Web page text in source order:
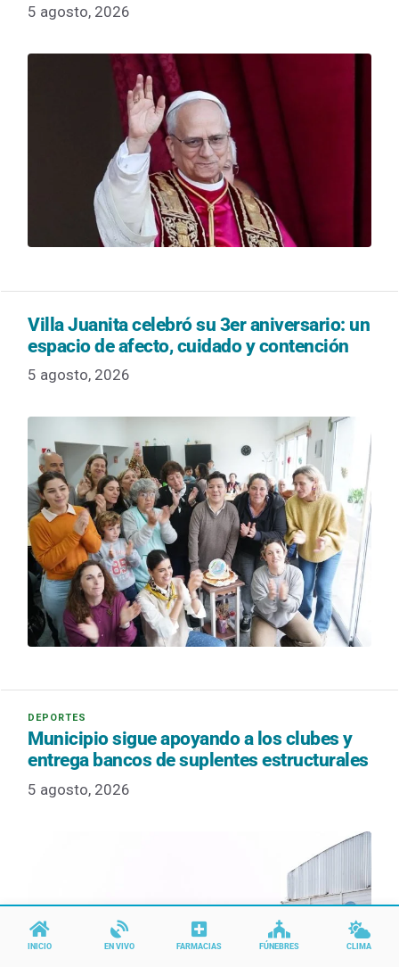
5 agosto, 2026
Villa Juanita celebró su 3er aniversario: un
espacio de afecto, cuidado y contención
5 agosto, 2026
Municipio sigue apoyando a los clubes y
entrega bancos de suplentes estructurales
5 agosto, 2026
INICIO EN VIVO FARMACIAS FÚNEBRES CLIMA